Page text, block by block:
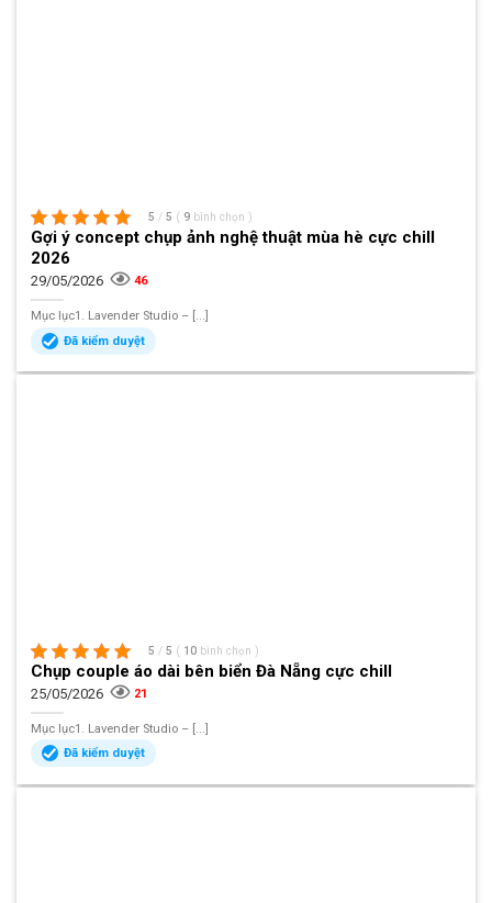
5 / 5 ( 9 bình chọn )
Gợi ý concept chụp ảnh nghệ thuật mùa hè cực chill
2026
29/05/2026 46
Mục lục1. Lavender Studio – [...]
Đã kiểm duyệt
5 / 5 ( 10 bình chọn )
Chụp couple áo dài bên biển Đà Nẵng cực chill
25/05/2026 21
Mục lục1. Lavender Studio – [...]
Đã kiểm duyệt